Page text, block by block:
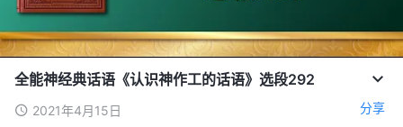
全能神经典话语《认识神作工的话语》选段292
2021年4月15日 分享